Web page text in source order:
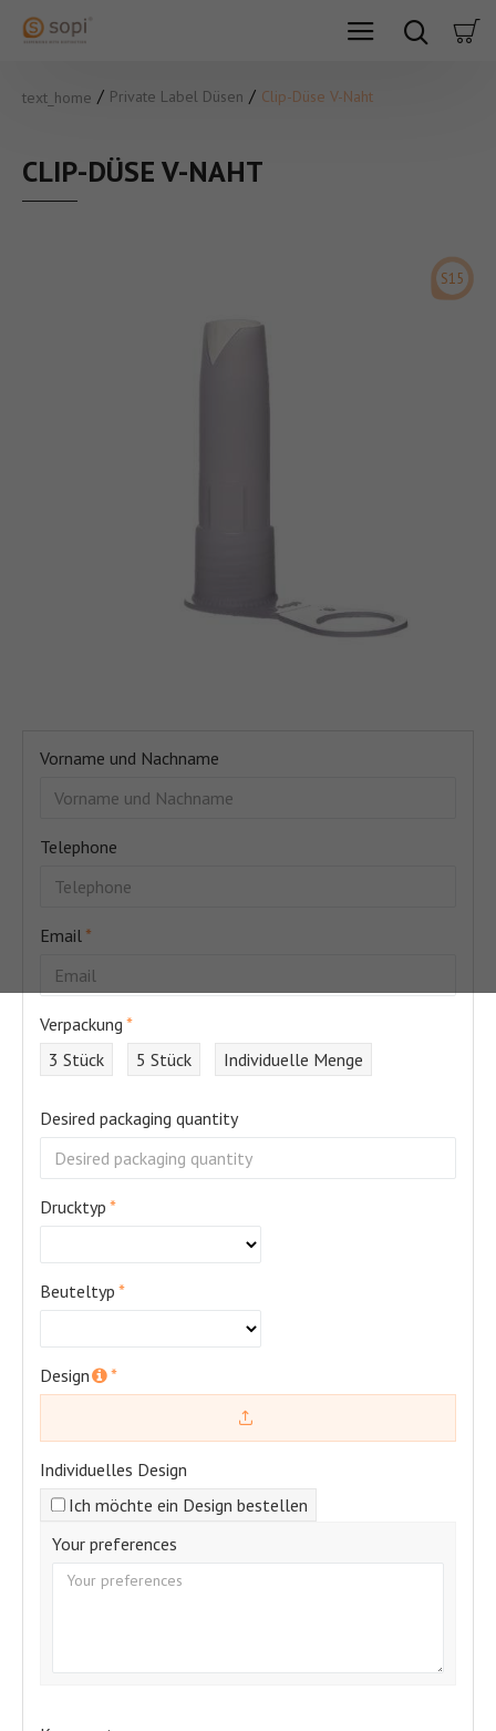
text_home Private Label Düsen Clip-Düse V-Naht
CLIP-DÜSE V-NAHT
S15
Vorname und Nachname
Telephone
Email
Verpackung
3 Stück
5 Stück Individuelle Menge
Desired packaging quantity
Drucktyp
Beuteltyp
Design
Individuelles Design
Ich möchte ein Design bestellen
Your preferences